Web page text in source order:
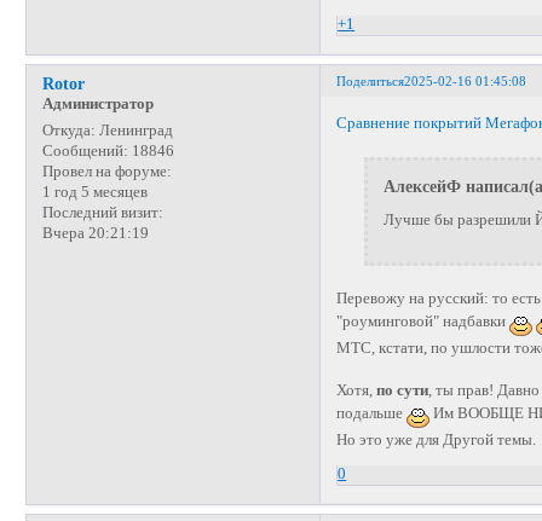
+1
Поделиться2025-02-16 01:45:08
Rotor
Администратор
Откуда: Ленинград
Сообщений: 18846
Провел на форуме:
1 год 5 месяцев
Последний визит:
Вчера 20:21:19
Сравнение покрытий
АлексейФ
Лучше бы разрешили
Перевожу на русский: то
"роуминговой" надбавки
МТС, кстати, по ушлости
Хотя,по сути , ты прав!
подальше
Им ВООБЩЕ
Но это уже для Другой темы.
0